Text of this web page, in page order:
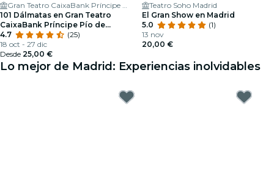
Gran Teatro CaixaBank Príncipe Pío
101 Dálmatas en Gran Teatro
CaixaBank Príncipe Pío de
Madrid
4.7
(25)
18 oct - 27 dic
Desde 25,00 €
Teatro Soho Madrid
El Gran Show en Madrid
5.0
(1)
13 nov
20,00 €
Lo mejor de Madrid: Experiencias inolvidables